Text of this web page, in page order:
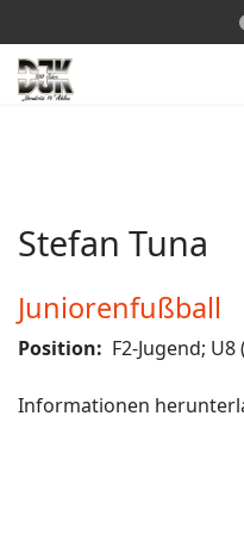
Stefan Tuna
Juniorenfußball
Position: F2-Jugend;
Informationen